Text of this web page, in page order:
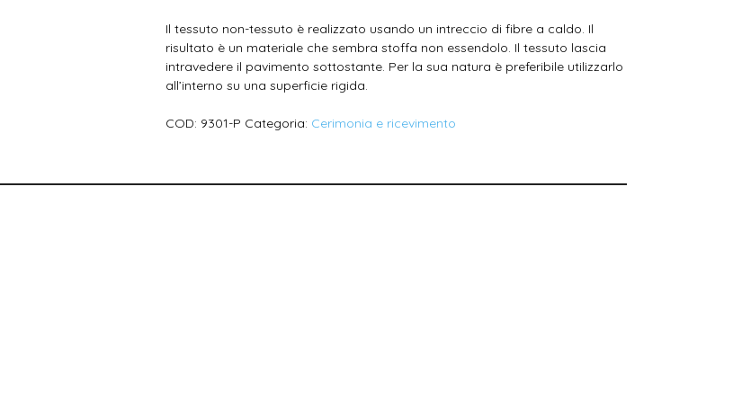
Il tessuto non-tessuto è realizzato usando un intreccio di fibre a caldo. Il
risultato è un materiale che sembra stoffa non essendolo. Il tessuto lascia
intravedere il pavimento sottostante. Per la sua natura è preferibile utilizzarlo
all’interno su una superficie rigida.
COD: 9301-P Categoria: Cerimonia e ricevimento